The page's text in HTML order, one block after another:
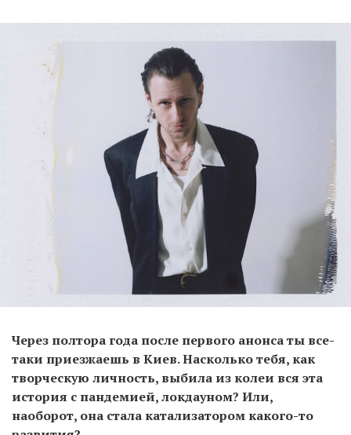
Через полтора года после первого анонса ты все-
таки приезжаешь в Киев. Насколько тебя, как
творческую личность, выбила из колеи вся эта
история с пандемией, локдауном? Или,
наоборот, она стала катализатором какого-то